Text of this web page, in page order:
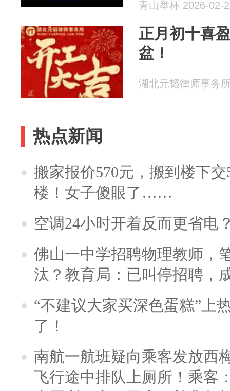
青山举杯 2026-02-
正月初十喜
盆！
湖北元韬律师事务
热点新闻
搬家报价570元，搬到楼下
楼！女子傻眼了……
空调24小时开着反而更省电
佛山一中学招聘物理教师，
汰？教育局：已叫停招聘，
“不建议大家买深色蛋糕”上
了！
南航一航班疑向乘客发放西
飞行途中排队上厕所！乘客